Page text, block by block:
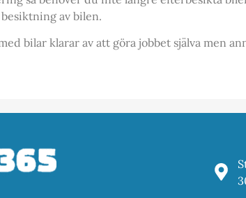
av bilen.
bilar klarar av att göra jobbet själva men